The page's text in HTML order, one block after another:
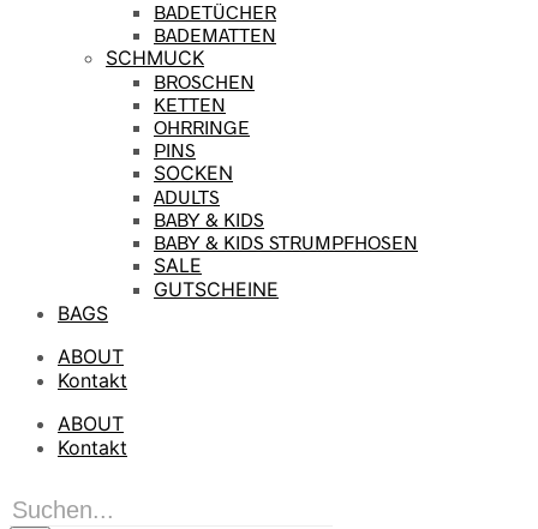
BADETÜCHER
BADEMATTEN
SCHMUCK
BROSCHEN
KETTEN
OHRRINGE
PINS
SOCKEN
ADULTS
BABY & KIDS
BABY & KIDS STRUMPFHOSEN
SALE
GUTSCHEINE
BAGS
ABOUT
Kontakt
ABOUT
Kontakt
Products